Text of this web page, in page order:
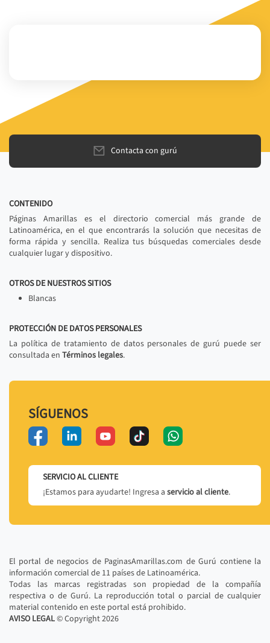
Contacta con gurú
CONTENIDO
Páginas Amarillas es el directorio comercial más grande de
Latinoamérica, en el que encontrarás la solución que necesitas de
forma rápida y sencilla. Realiza tus búsquedas comerciales desde
cualquier lugar y dispositivo.
OTROS DE NUESTROS SITIOS
Blancas
PROTECCIÓN DE DATOS PERSONALES
La política de tratamiento de datos personales de gurú puede ser
consultada en Términos legales.
SÍGUENOS
SERVICIO AL CLIENTE
¡Estamos para ayudarte! Ingresa a servicio al cliente.
El portal de negocios de PaginasAmarillas.com de Gurú contiene la
información comercial de 11 países de Latinoamérica.
Todas las marcas registradas son propiedad de la compañía
respectiva o de Gurú. La reproducción total o parcial de cualquier
material contenido en este portal está prohibido.
AVISO LEGAL© Copyright2026